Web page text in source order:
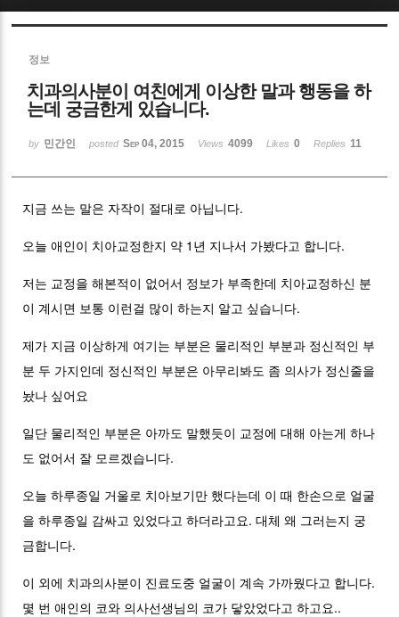
정보
치과의사분이 여친에게 이상한 말과 행동을 하
는데 궁금한게 있습니다.
by 민간인 posted Sep 04, 2015 Views 4099 Likes 0 Replies 11
지금 쓰는 말은 자작이 절대로 아닙니다.
오늘 애인이 치아교정한지 약 1년 지나서 가봤다고 합니다.
저는 교정을 해본적이 없어서 정보가 부족한데 치아교정하신 분
이 계시면 보통 이런걸 많이 하는지 알고 싶습니다.
제가 지금 이상하게 여기는 부분은 물리적인 부분과 정신적인 부
분 두 가지인데 정신적인 부분은 아무리봐도 좀 의사가 정신줄을
놨나 싶어요
일단 물리적인 부분은 아까도 말했듯이 교정에 대해 아는게 하나
도 없어서 잘 모르겠습니다.
오늘 하루종일 거울로 치아보기만 했다는데 이 때 한손으로 얼굴
을 하루종일 감싸고 있었다고 하더라고요. 대체 왜 그러는지 궁
금합니다.
이 외에 치과의사분이 진료도중 얼굴이 계속 가까웠다고 합니다.
몇 번 애인의 코와 의사선생님의 코가 닿았었다고 하고요..
Sketchbook5, 스케치북5
Sketchbook5, 스케치북5